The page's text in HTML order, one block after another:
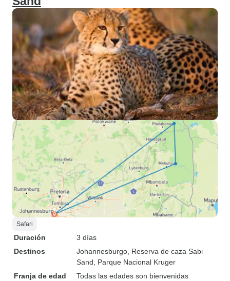
Safari
Duración
3 días
Destinos
Johannesburgo , Reserva de caza Sabi
Sand , Parque Nacional Kruger
Franja de edad
Todas las edades son bienvenidas